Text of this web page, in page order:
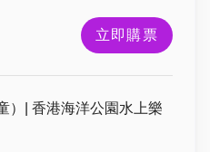
立即購票
）| 香港海洋公園水上樂